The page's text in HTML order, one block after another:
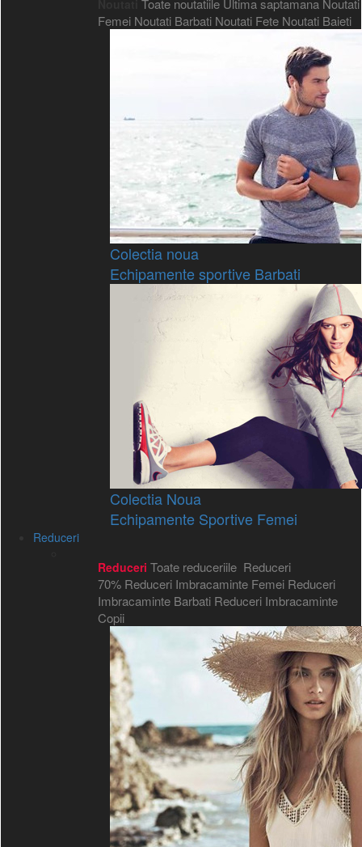
Toate noutatiile Ultima saptamana Noutati
Femei Noutati Barbati Noutati Fete Noutati Baieti
Colectia noua
Echipamente sportive Barbati
Colectia Noua
Echipamente Sportive Femei
Reduceri
Reduceri Toate reduceriile Reduceri
70% Reduceri Imbracaminte Femei Reduceri
Imbracaminte Barbati Reduceri Imbracaminte
Copii